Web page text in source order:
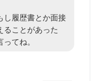
し履歴書とか面接
ることがあった
てね。